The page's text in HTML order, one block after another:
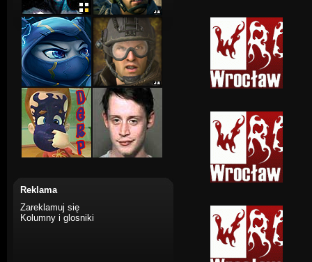
Reklama
Zareklamuj się
Kolumny i glosniki